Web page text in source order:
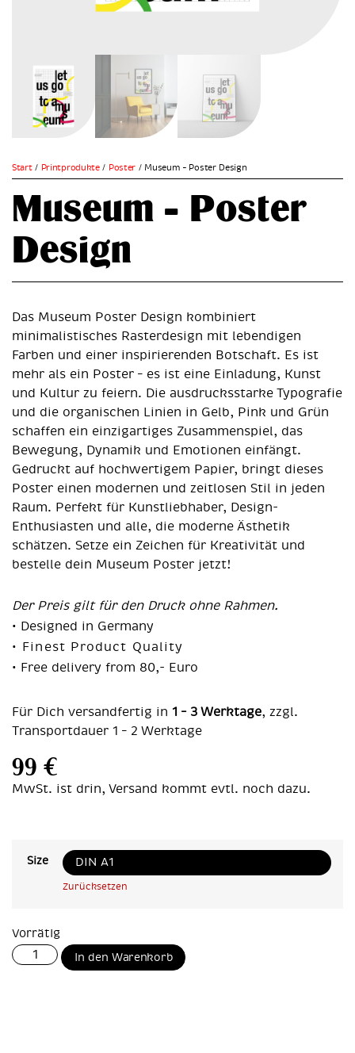
Start/ Printprodukte/ Poster / Museum – Poster Design
Museum – Poster
Design
Das Museum Poster Design kombiniert
minimalistisches Rasterdesign mit lebendigen
Farben und einer inspirierenden Botschaft. Es ist
mehr als ein Poster – es ist eine Einladung, Kunst
und Kultur zu feiern. Die ausdrucksstarke Typografie
und die organischen Linien in Gelb, Pink und Grün
schaffen ein einzigartiges Zusammenspiel, das
Bewegung, Dynamik und Emotionen einfängt.
Gedruckt auf hochwertigem Papier, bringt dieses
Poster einen modernen und zeitlosen Stil in jeden
Raum. Perfekt für Kunstliebhaber, Design-
Enthusiasten und alle, die moderne Ästhetik
schätzen. Setze ein Zeichen für Kreativität und
bestelle dein Museum Poster jetzt!
Der Preis gilt für den Druck ohne Rahmen.
• Designed in Germany
• Finest Product Quality
• Free delivery from 80,- Euro
Für Dich versandfertig in 1 – 3 Werktage, zzgl.
Transportdauer 1 – 2 Werktage
99 €
MwSt. ist drin, Versand kommt evtl. noch dazu.
Size
Zurücksetzen
Vorrätig
In den Warenkorb